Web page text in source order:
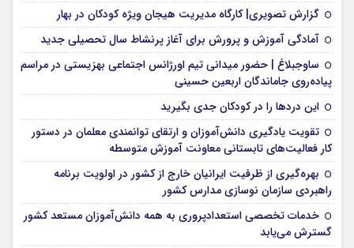
گزارش تصویری| کارگاه مدیریت هیجان ویژه کودکان در بهار
آمادگی آموزش و پرورش برای آغاز پرنشاط سال تحصیلی جدید
ساوجبلاغ | حضور میدانی تیم اورژانس اجتماعی بهزیستی در مراسم
پیاده‌روی جاماندگان اربعین حسینی
این درد‌ها را در کودکان جدی بگیرید
تقویت یادگیری دانش‌آموزان و ارتقای توانمندی معلمان در دستور
کار فعالیت‌های تابستانی معاونت آموزش متوسطه
بهره‌گیری از ظرفیت ایرانیان خارج از کشور در اولویت برنامه
راهبردی سازمان نوسازی مدارس کشور
خدمات تخصصی استعدادپروری به همه دانش‌آموزان مستعد کشور
گسترش می‌یابد